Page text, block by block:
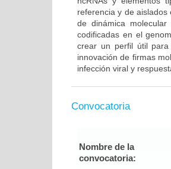
referencia y de
de dinámica
codificadas en el
crear un perfil útil
innovación de firmas
infección viral y
Convocatoria
Nombre de la
convocatoria: